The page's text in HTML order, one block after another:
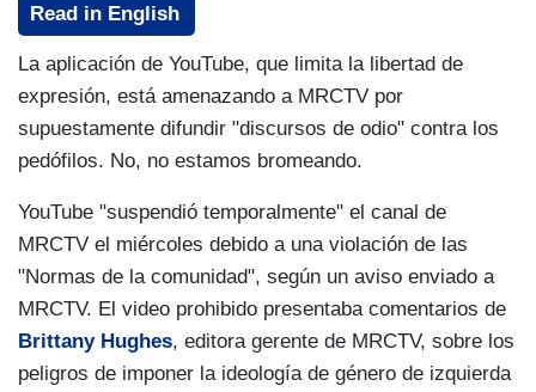
Read in English
La aplicación de YouTube, que limita la libertad de
expresión, está amenazando a MRCTV por
supuestamente difundir "discursos de odio" contra los
pedófilos. No, no estamos bromeando.
YouTube "suspendió temporalmente" el canal de
MRCTV el miércoles debido a una violación de las
"Normas de la comunidad", según un aviso enviado a
MRCTV. El video prohibido presentaba comentarios de
Brittany Hughes, editora gerente de MRCTV, sobre los
peligros de imponer la ideología de género de izquierda